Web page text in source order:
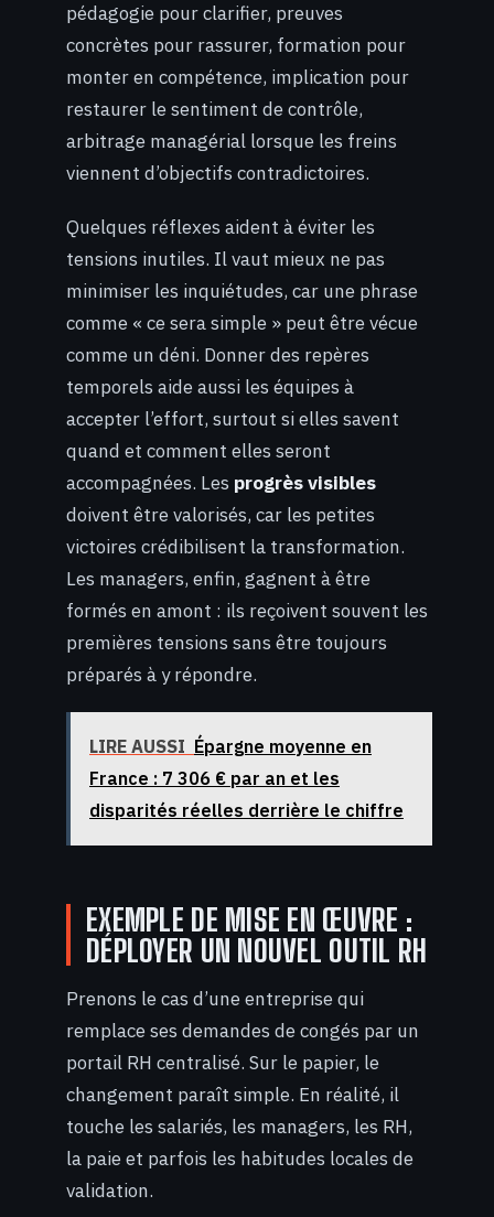
pédagogie pour clarifier, preuves
concrètes pour rassurer, formation pour
monter en compétence, implication pour
restaurer le sentiment de contrôle,
arbitrage managérial lorsque les freins
viennent d’objectifs contradictoires.
Quelques réflexes aident à éviter les
tensions inutiles. Il vaut mieux ne pas
minimiser les inquiétudes, car une phrase
comme « ce sera simple » peut être vécue
comme un déni. Donner des repères
temporels aide aussi les équipes à
accepter l’effort, surtout si elles savent
quand et comment elles seront
accompagnées. Les progrès visibles
doivent être valorisés, car les petites
victoires crédibilisent la transformation.
Les managers, enfin, gagnent à être
formés en amont : ils reçoivent souvent les
premières tensions sans être toujours
préparés à y répondre.
LIRE AUSSI Épargne moyenne en
France : 7 306 € par an et les
disparités réelles derrière le chiffre
EXEMPLE DE MISE EN ŒUVRE :
DÉPLOYER UN NOUVEL OUTIL RH
Prenons le cas d’une entreprise qui
remplace ses demandes de congés par un
portail RH centralisé. Sur le papier, le
changement paraît simple. En réalité, il
touche les salariés, les managers, les RH,
la paie et parfois les habitudes locales de
validation.